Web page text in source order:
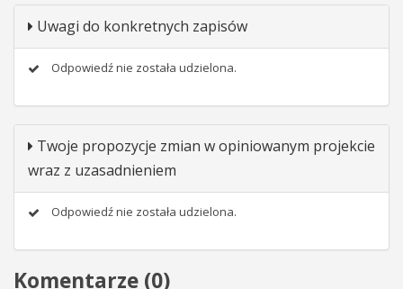
Uwagi do konkretnych zapisów
Odpowiedź nie została udzielona.
Twoje propozycje zmian w opiniowanym projekcie
wraz z uzasadnieniem
Odpowiedź nie została udzielona.
Komentarze (0)